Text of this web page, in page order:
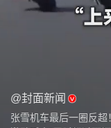
@封面新闻
张雪机车最后一圈反